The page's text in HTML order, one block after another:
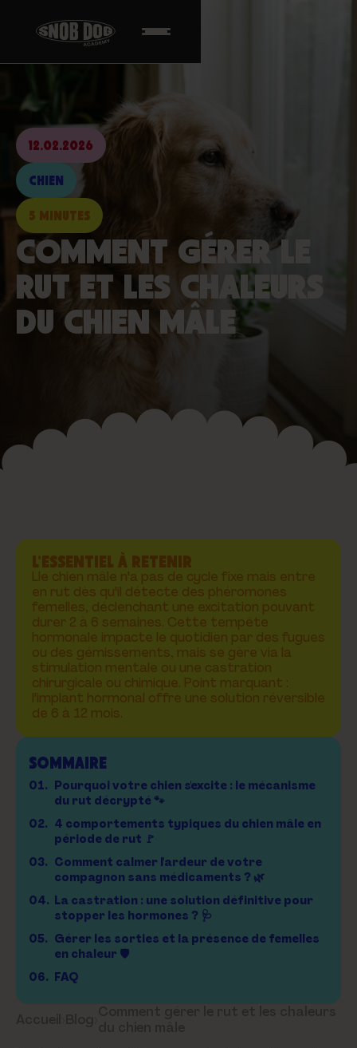
12.02.2026
CHIEN
5 MINUTES
COMMENT GÉRER LE
RUT ET LES CHALEURS
DU CHIEN MÂLE
L’ESSENTIEL À RETENIR
Lle chien mâle n'a pas de cycle fixe mais entre
en rut dès qu'il détecte des phéromones
femelles, déclenchant une excitation pouvant
durer 2 à 6 semaines. Cette tempête
hormonale impacte le quotidien par des fugues
ou des gémissements, mais se gère via la
stimulation mentale ou une castration
chirurgicale ou chimique. Point marquant :
l'implant hormonal offre une solution réversible
de 6 à 12 mois.
SOMMAIRE
01. Pourquoi votre chien s'excite : le mécanisme
du rut décrypté 🐾
02. 4 comportements typiques du chien mâle en
période de rut 🚩
03. Comment calmer l'ardeur de votre
compagnon sans médicaments ? 🌿
04. La castration : une solution définitive pour
stopper les hormones ? 🩺
05. Gérer les sorties et la présence de femelles
en chaleur 🛡️
06. FAQ